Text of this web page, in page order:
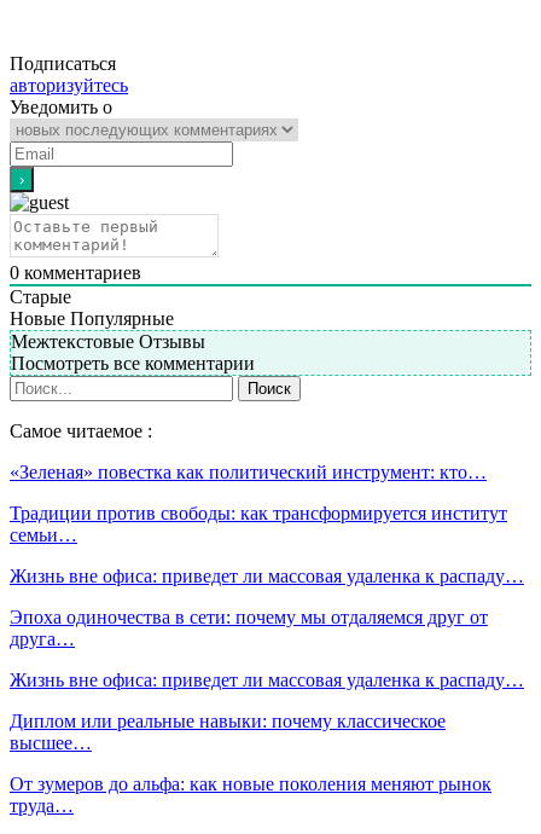
Подписаться
авторизуйтесь
Уведомить о
0 комментариев
Старые
Новые Популярные
Межтекстовые Отзывы
Посмотреть все комментарии
Самое читаемое :
«Зеленая» повестка как политический инструмент: кто…
Традиции против свободы: как трансформируется институт
семьи…
Жизнь вне офиса: приведет ли массовая удаленка к распаду…
Эпоха одиночества в сети: почему мы отдаляемся друг от
друга…
Жизнь вне офиса: приведет ли массовая удаленка к распаду…
Диплом или реальные навыки: почему классическое
высшее…
От зумеров до альфа: как новые поколения меняют рынок
труда…